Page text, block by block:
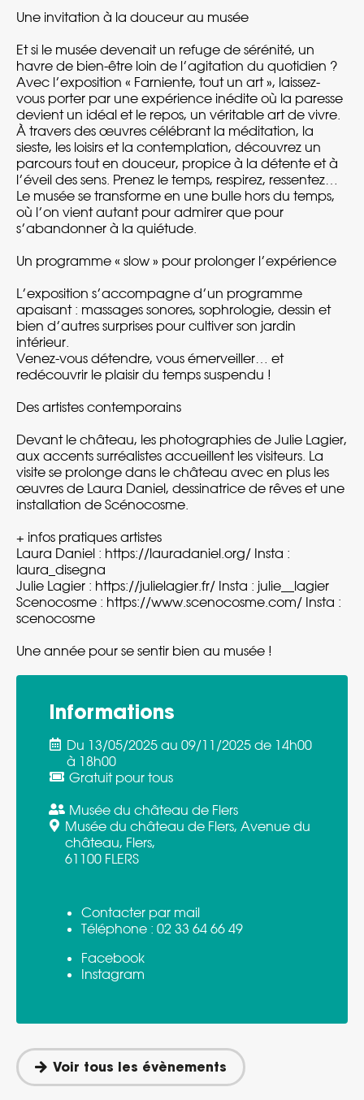
Une invitation à la douceur au musée
Et si le musée devenait un refuge de sérénité, un
havre de bien-être loin de l’agitation du quotidien ?
Avec l’exposition « Farniente, tout un art », laissez-
vous porter par une expérience inédite où la paresse
devient un idéal et le repos, un véritable art de vivre.
À travers des œuvres célébrant la méditation, la
sieste, les loisirs et la contemplation, découvrez un
parcours tout en douceur, propice à la détente et à
l’éveil des sens. Prenez le temps, respirez, ressentez…
Le musée se transforme en une bulle hors du temps,
où l’on vient autant pour admirer que pour
s’abandonner à la quiétude.
Un programme « slow » pour prolonger l’expérience
L’exposition s’accompagne d’un programme
apaisant : massages sonores, sophrologie, dessin et
bien d’autres surprises pour cultiver son jardin
intérieur.
Venez-vous détendre, vous émerveiller… et
redécouvrir le plaisir du temps suspendu !
Des artistes contemporains
Devant le château, les photographies de Julie Lagier,
aux accents surréalistes accueillent les visiteurs. La
visite se prolonge dans le château avec en plus les
œuvres de Laura Daniel, dessinatrice de rêves et une
installation de Scénocosme.
+ infos pratiques artistes
Laura Daniel : https://lauradaniel.org/ Insta :
laura_disegna
Julie Lagier : https://julielagier.fr/ Insta : julie__lagier
Scenocosme : https://www.scenocosme.com/ Insta :
scenocosme
Une année pour se sentir bien au musée !
Informations
Du 13/05/2025 au 09/11/2025 de 14h00
à 18h00
Gratuit pour tous
Musée du château de Flers
Musée du château de Flers, Avenue du
château, Flers,
61100 FLERS
Contacter par mail
Téléphone : 02 33 64 66 49
Facebook
Instagram
Voir tous les évènements